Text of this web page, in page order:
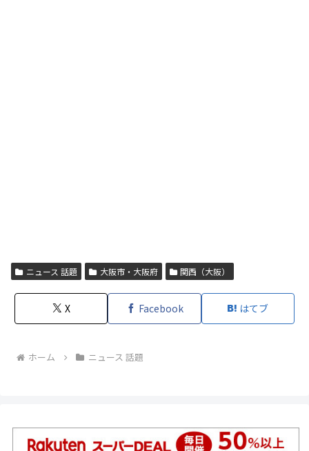
ニュース 話題 大阪市・大阪府 関西（大阪）
X Facebook はてブ
ホーム ニュース 話題